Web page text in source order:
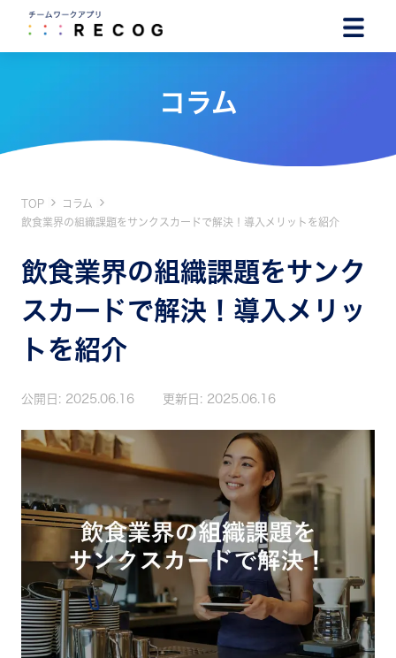
コラム
TOP
コラム
飲食業界の組織課題をサンクスカードで解決！導入メリットを紹介
飲食業界の組織課題をサンク
スカードで解決！導入メリッ
トを紹介
公開日: 2025.06.16 更新日: 2025.06.16